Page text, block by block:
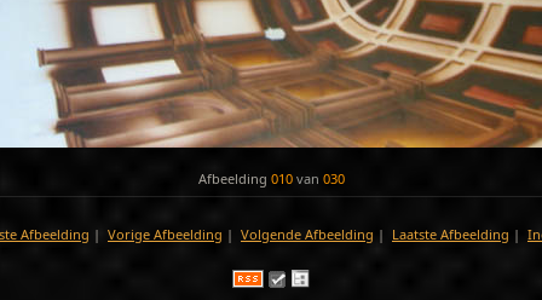
Afbeelding 010van 030
Afbeelding | Vorige Afbeelding | Volgende Afbeelding | Laatste Afbeelding |